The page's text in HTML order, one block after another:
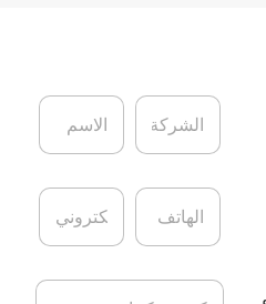
ا
ا
م
ا
ش
ك
ا
ب
ي
ا
ه
تا